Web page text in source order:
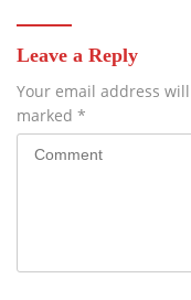
Leave a Reply
Your email address
marked *